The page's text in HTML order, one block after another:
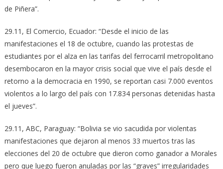
de Piñera”.
29.11, El Comercio, Ecuador: “Desde el inicio de las
manifestaciones el 18 de octubre, cuando las protestas de
estudiantes por el alza en las tarifas del ferrocarril metropolitano
desembocaron en la mayor crisis social que vive el país desde el
retorno a la democracia en 1990, se reportan casi 7.000 eventos
violentos a lo largo del país con 17.834 personas detenidas hasta
el jueves”.
29.11, ABC, Paraguay: “Bolivia se vio sacudida por violentas
manifestaciones que dejaron al menos 33 muertos tras las
elecciones del 20 de octubre que dieron como ganador a Morales
pero que luego fueron anuladas por las “graves” irregularidades